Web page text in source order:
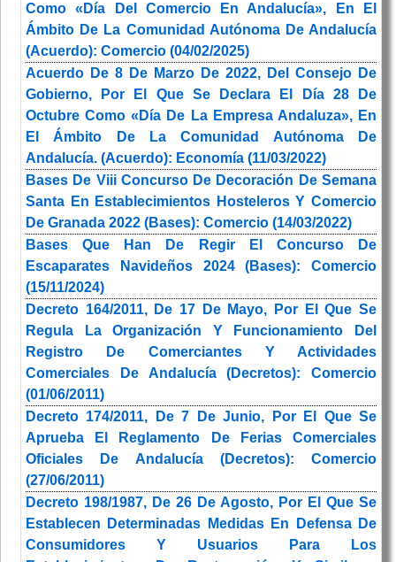
Como «Día Del Comercio En Andalucía», En El
Ámbito De La Comunidad Autónoma De Andalucía
(Acuerdo): Comercio (04/02/2025)
Acuerdo De 8 De Marzo De 2022, Del Consejo De
Gobierno, Por El Que Se Declara El Día 28 De
Octubre Como «Día De La Empresa Andaluza», En
El Ámbito De La Comunidad Autónoma De
Andalucía. (Acuerdo): Economía (11/03/2022)
Bases De Viii Concurso De Decoración De Semana
Santa En Establecimientos Hosteleros Y Comercio
De Granada 2022 (Bases): Comercio (14/03/2022)
Bases Que Han De Regir El Concurso De
Escaparates Navideños 2024 (Bases): Comercio
(15/11/2024)
Decreto 164/2011, De 17 De Mayo, Por El Que Se
Regula La Organización Y Funcionamiento Del
Registro De Comerciantes Y Actividades
Comerciales De Andalucía (Decretos): Comercio
(01/06/2011)
Decreto 174/2011, De 7 De Junio, Por El Que Se
Aprueba El Reglamento De Ferias Comerciales
Oficiales De Andalucía (Decretos): Comercio
(27/06/2011)
Decreto 198/1987, De 26 De Agosto, Por El Que Se
Establecen Determinadas Medidas En Defensa De
Consumidores Y Usuarios Para Los